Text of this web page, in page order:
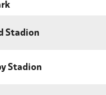
Stadion
Stadion